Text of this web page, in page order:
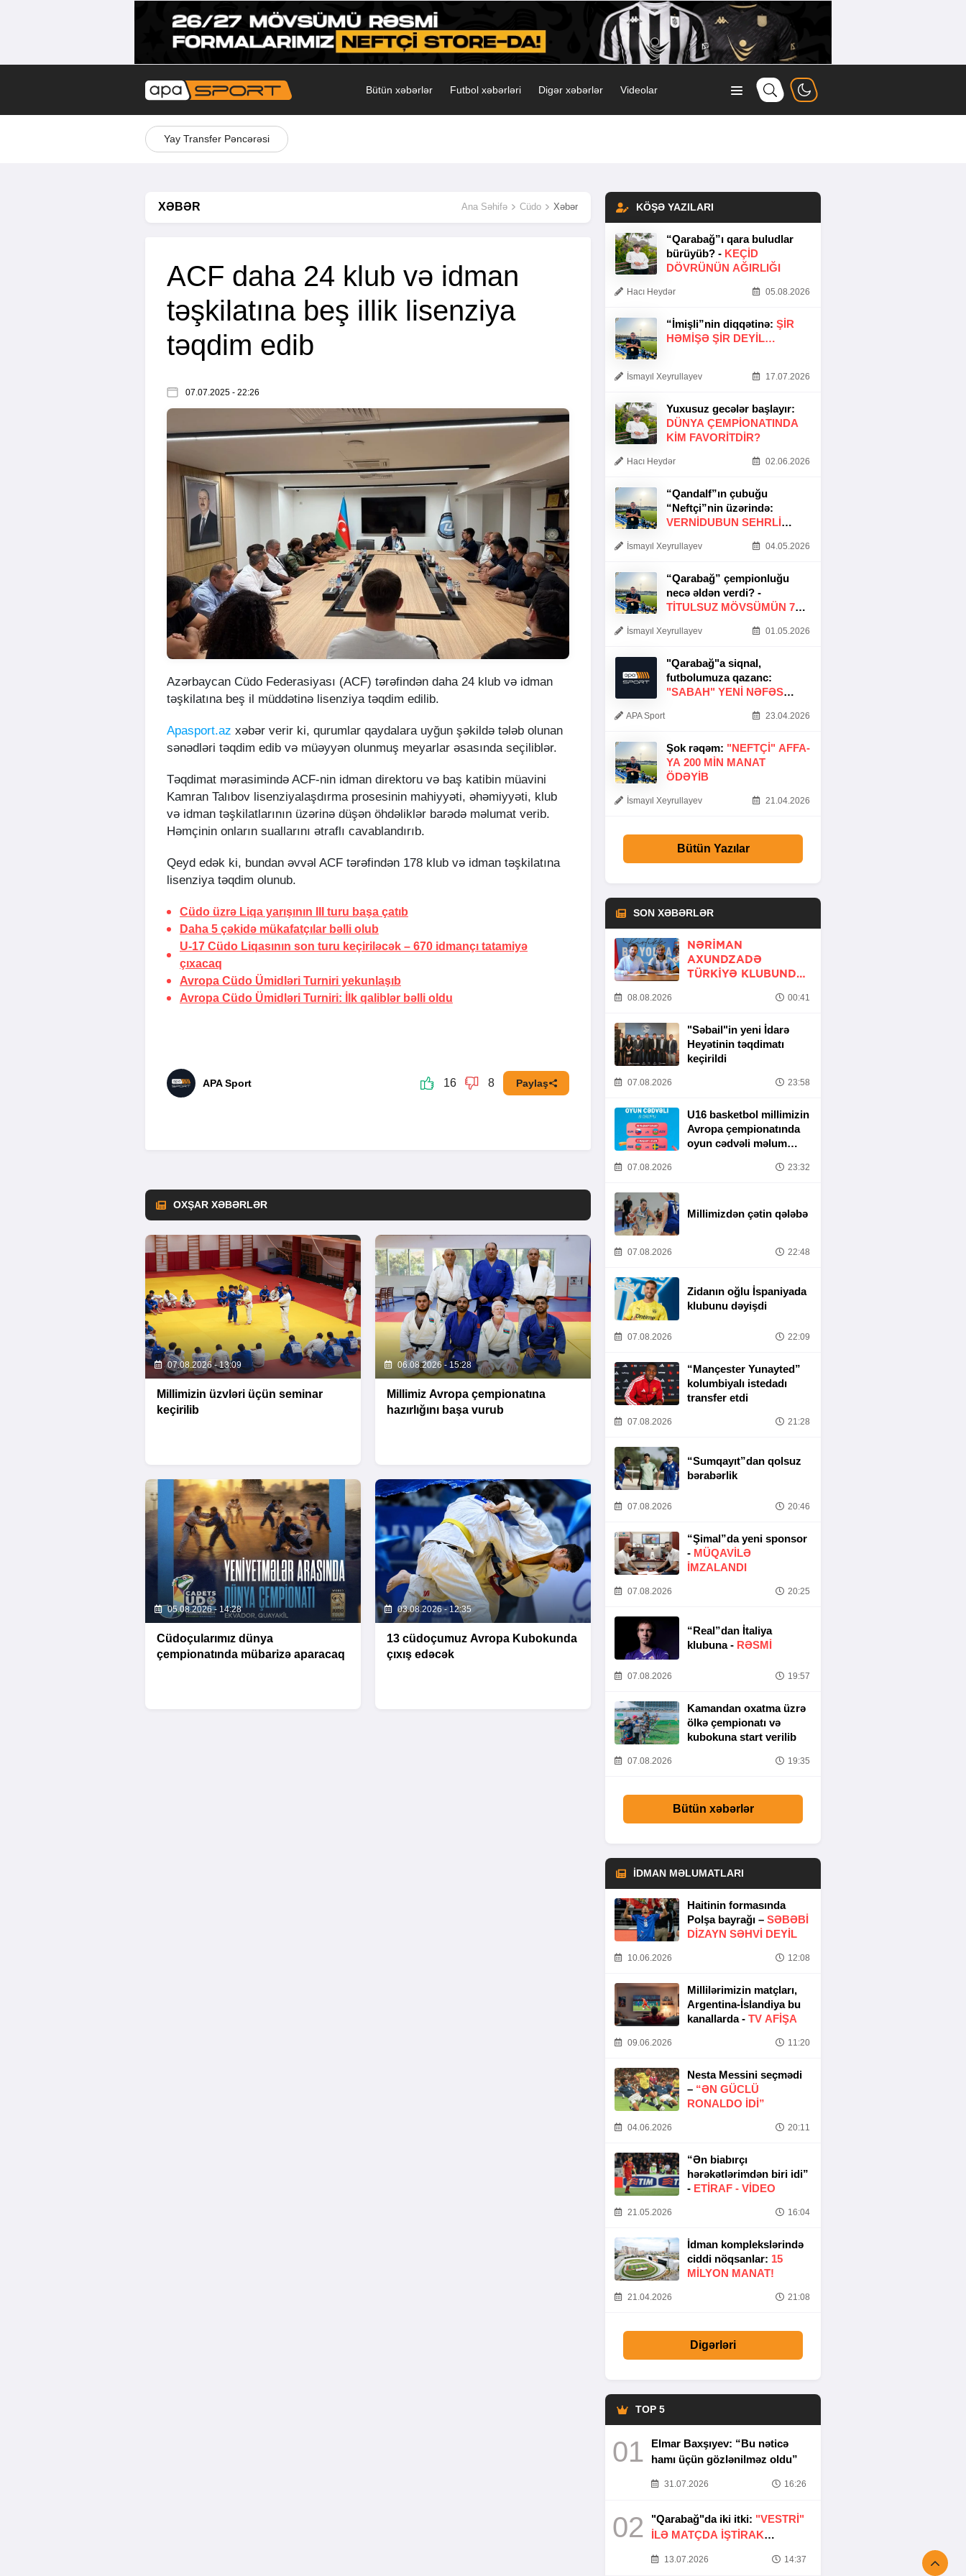
Bütün xəbərlər Futbol xəbərləri Digər xəbərlər Videolar
Yay Transfer Pəncərəsi
XƏBƏR Ana Səhifə Cüdo Xəbər
ACF daha 24 klub və idman
təşkilatına beş illik lisenziya
təqdim edib
07.07.2025 - 22:26
Azərbaycan Cüdo Federasiyası (ACF) tərəfindən daha 24 klub və idman
təşkilatına beş il müddətinə lisenziya təqdim edilib.
Apasport.az xəbər verir ki, qurumlar qaydalara uyğun şəkildə tələb olunan
sənədləri təqdim edib və müəyyən olunmuş meyarlar əsasında seçiliblər.
Təqdimat mərasimində ACF-nin idman direktoru və baş katibin müavini
Kamran Talıbov lisenziyalaşdırma prosesinin mahiyyəti, əhəmiyyəti, klub
və idman təşkilatlarının üzərinə düşən öhdəliklər barədə məlumat verib.
Həmçinin onların suallarını ətraflı cavablandırıb.
Qeyd edək ki, bundan əvvəl ACF tərəfindən 178 klub və idman təşkilatına
lisenziya təqdim olunub.
Cüdo üzrə Liqa yarışının III turu başa çatıb
Daha 5 çəkidə mükafatçılar bəlli olub
U-17 Cüdo Liqasının son turu keçiriləcək – 670 idmançı tatamiyə
çıxacaq
Avropa Cüdo Ümidləri Turniri yekunlaşıb
Avropa Cüdo Ümidləri Turniri: İlk qaliblər bəlli oldu
APA Sport 16 8 Paylaş
OXŞAR XƏBƏRLƏR
07.08.2026 - 13:09
Millimizin üzvləri üçün seminar
keçirilib
06.08.2026 - 15:28
Millimiz Avropa çempionatına
hazırlığını başa vurub
05.08.2026 - 14:28
Cüdoçularımız dünya
çempionatında mübarizə aparacaq
03.08.2026 - 12:35
13 cüdoçumuz Avropa Kubokunda
çıxış edəcək
KÖŞƏ YAZILARI
“Qarabağ”ı qara buludlar
bürüyüb? - KEÇID
DÖVRÜNÜN AĞIRLIĞI
Hacı Heydər 05.08.2026
“İmişli”nin diqqətinə: ŞIR
HƏMIŞƏ ŞIR DEYIL…
İsmayıl Xeyrullayev 17.07.2026
Yuxusuz gecələr başlayır:
DÜNYA ÇEMPIONATINDA
KIM FAVORITDIR?
Hacı Heydər 02.06.2026
“Qandalf”ın çubuğu
“Neftçi”nin üzərində:
VERNİDUBUN SEHRLİ
İsmayıl Xeyrullayev 04.05.2026
“Qarabağ” çempionluğu
necə əldən verdi? -
TITULSUZ MÖVSÜMÜN 7
İsmayıl Xeyrullayev 01.05.2026
"Qarabağ"a siqnal,
futbolumuza qazanc:
"SABAH" YENI NƏFƏS
APA Sport 23.04.2026
Şok rəqəm: "NEFTÇI" AFFA-
YA 200 MIN MANAT
ÖDƏYIB
İsmayıl Xeyrullayev 21.04.2026
Bütün Yazılar
SON XƏBƏRLƏR
NƏRIMAN
AXUNDZADƏ
TÜRKIYƏ KLUBUNDA
08.08.2026 00:41
"Səbail"in yeni İdarə
Heyətinin təqdimatı
keçirildi
07.08.2026 23:58
U16 basketbol millimizin
Avropa çempionatında
oyun cədvəli məlum
07.08.2026 23:32
Millimizdən çətin qələbə
07.08.2026 22:48
Zidanın oğlu İspaniyada
klubunu dəyişdi
07.08.2026 22:09
“Mançester Yunayted”
kolumbiyalı istedadı
transfer etdi
07.08.2026 21:28
“Sumqayıt”dan qolsuz
bərabərlik
07.08.2026 20:46
“Şimal”da yeni sponsor
- MÜQAVİLƏ
İMZALANDI
07.08.2026 20:25
“Real”dan İtaliya
klubuna - RƏSMİ
07.08.2026 19:57
Kamandan oxatma üzrə
ölkə çempionatı və
kubokuna start verilib
07.08.2026 19:35
Bütün xəbərlər
İDMAN MƏLUMATLARI
Haitinin formasında
Polşa bayrağı – SƏBƏBI
DIZAYN SƏHVI DEYIL
10.06.2026 12:08
Millilərimizin matçları,
Argentina-İslandiya bu
kanallarda - TV AFİŞA
09.06.2026 11:20
Nesta Messini seçmədi
– “ƏN GÜCLÜ
RONALDO IDI”
04.06.2026 20:11
“Ən biabırçı
hərəkətlərimdən biri idi”
- ETIRAF - VİDEO
21.05.2026 16:04
İdman komplekslərində
ciddi nöqsanlar: 15
MILYON MANAT!
21.04.2026 21:08
Digərləri
TOP 5
01
Elmar Baxşıyev: “Bu nəticə
hamı üçün gözlənilməz oldu”
31.07.2026 16:26
02 "Qarabağ"da iki itki: "VESTRİ"
İLƏ MATÇDA İŞTİRAK
13.07.2026 14:37